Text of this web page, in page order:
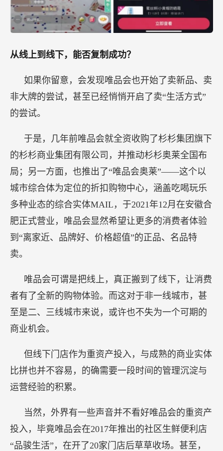
从线上到线下，能否复制成功？
如果你留意，会发现唯品会也开始了卖新品、卖
非大牌的尝试，甚至已经悄悄开启了卖“生活方式”
的尝试。
于是，几年前唯品会就全资收购了杉杉集团旗下
的杉杉商业集团有限公司，并推动杉杉奥莱全国布
局；另一方面，也推出了“唯品会奥莱”——这个以
城市综合体为定位的折扣购物中心，涵盖吃喝玩乐
多种业态的综合实体MAIL，于2021年12月在安徽合
肥正式营业，唯品会显然希望让更多的消费者体验
到“离家近、品牌好、价格超值”的正品、名品特
卖。
唯品会可谓是把线上，真正搬到了线下，让消费
者有了全新的购物体验。而这对于非一线城市，甚
至是二、三线城市来说，或许也不失为一个可期的
商业机会。
但线下门店作为重资产投入，与成熟的商业实体
比拼也并不容易，的确需要一段时间的管理沉淀与
运营经验的积累。
当然，外界有一些声音并不看好唯品会的重资产
投入，毕竟唯品会在2017年推出的社区生鲜便利店
“品骏生活”，在开了20家门店后草草收场。甚至，